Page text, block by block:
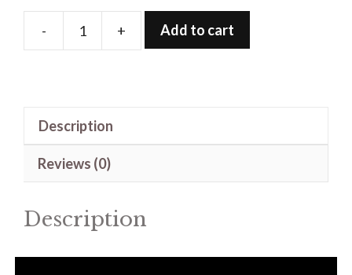
-
Folie
14'
+ Add to cart
Description
Reviews (0)
Description